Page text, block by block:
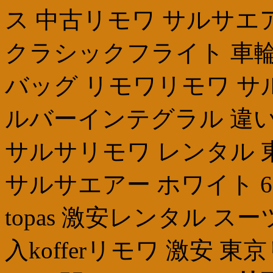
ス 中古リモワ サルサエ
クラシックフライト 車
バッグ リモワリモワ サ
ルバーインテグラル 違
サルサリモワ レンタル
サルサエアー ホワイト
topas 激安レンタル ス
入kofferリモワ 激安 東